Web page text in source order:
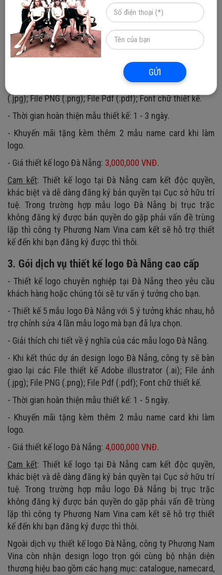
khách hàng hoặc chúng tôi sẽ tư vấn ý tưởng cho bạn.
- Thiết kế 4 mẫu logo Đà Nẵng với 4 ý tưởng khác nhau, hỗ
trợ chỉnh sửa 4 lần mẫu logo mà bạn đã lựa chọn.
- Giải thích chi tiết về ý nghĩa của các mẫu logo Đà Nẵng.
- Khi kết thúc dự án design logo Đà Nẵng, công ty sẽ bàn
giao lại các File thiết kế Adobe illustrator (.ai); File ảnh
(.jpg); File PNG (.png); File Pdf (.pdf); Font chữ thiết kế.
- Thời gian hoàn thiện mẫu thiết kế: 1 - 3 ngày.
- Khuyến mãi tặng kèm thêm 2 mẫu name card khi làm
logo.
- Giá thiết kế logo Đà Nẵng: 3,000,000 VNĐ.
Cam kết: Thiết kế logo tại Đà Nẵng cam kết độc quyền,
khác biệt và dễ dàng đăng ký bản quyền tại Cục sở hữu trí
tuệ. Trong trường hợp mẫu logo Đà Nẵng bị trục trặc
không đăng ký được bản quyền do gặp phải vấn đề trùng
lặp thì công ty Phương Nam Vina cam kết sẽ hỗ trợ thiết
kế đến khi bạn đăng ký được thì thôi.
3. Gói dịch vụ thiết kế logo Đà Nẵng cao cấp
- Thiết kế logo chuyên nghiệp tại Đà Nẵng theo yêu cầu
khách hàng hoặc chúng tôi sẽ tư vấn ý tưởng cho bạn.
- Thiết kế 5 mẫu logo Đà Nẵng với 5 ý tưởng khác nhau, hỗ
trợ chỉnh sửa 4 lần mẫu logo mà bạn đã lựa chọn.
- Giải thích chi tiết về ý nghĩa của các mẫu logo Đà Nẵng.
- Khi kết thúc dự án design logo Đà Nẵng, công ty sẽ bàn
giao lại các File thiết kế Adobe illustrator (.ai); File ảnh
(.jpg); File PNG (.png); File Pdf (.pdf); Font chữ thiết kế.
- Thời gian hoàn thiện mẫu thiết kế: 1 - 5 ngày.
- Khuyến mãi tặng kèm thêm 2 mẫu name card khi làm
logo.
- Giá thiết kế logo Đà Nẵng: 4,000,000 VNĐ.
Cam kết: Thiết kế logo tại Đà Nẵng cam kết độc quyền,
khác biệt và dễ dàng đăng ký bản quyền tại Cục sở hữu trí
tuệ. Trong trường hợp mẫu logo Đà Nẵng bị trục trặc
không đăng ký được bản quyền do gặp phải vấn đề trùng
lặp thì công ty Phương Nam Vina cam kết sẽ hỗ trợ thiết
kế đến khi bạn đăng ký được thì thôi.
Ngoài dịch vụ thiết kế logo Đà Nẵng, công ty Phương Nam
Vina còn nhận design logo trọn gói cùng bộ nhận diện
thương hiệu bao gồm các hạng mục: catalogue, namecard,
GỬI